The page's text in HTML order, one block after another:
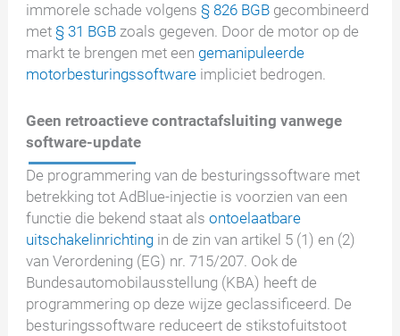
immorele schade volgens § 826 BGB gecombineerd
met § 31 BGB zoals gegeven. Door de motor op de
markt te brengen met een gemanipuleerde
motorbesturingssoftware impliciet bedrogen.
Geen retroactieve contractafsluiting vanwege
software-update
De programmering van de besturingssoftware met
betrekking tot AdBlue-injectie is voorzien van een
functie die bekend staat alsontoelaatbare
uitschakelinrichting in de zin van artikel 5 (1) en (2)
van Verordening (EG) nr. 715/207. Ook de
Bundesautomobilausstellung (KBA) heeft de
programmering op deze wijze geclassificeerd. De
besturingssoftware reduceert de stikstofuitstoot